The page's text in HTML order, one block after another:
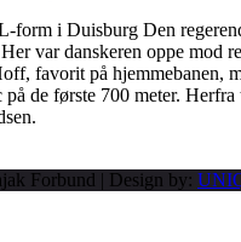
i Duisburg Den
var danskeren oppe
favorit på hjemmebanen,
på de første 700 meter.
Forbund | Design by: